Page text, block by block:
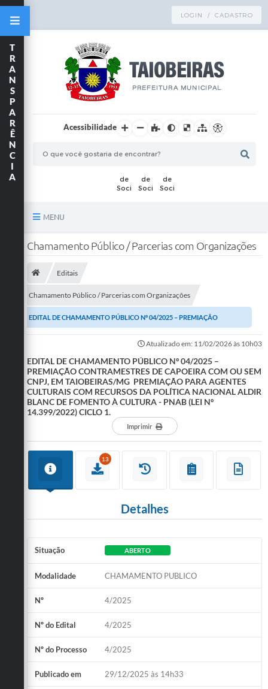
LOGIN / CADASTRO
Acessibilidade
MENU
Principal
A Prefeitura
Mapa do Site
Ouvidoria
SIC
Obras
Emprega
Agenda
T
R
A
N
S
P
A
R
Ê
N
C
I
A
Chamamento Público / Parcerias com Organizações
Editais
Chamamento Público / Parcerias com Organizações
EDITAL DE CHAMAMENTO PÚBLICO Nº 04/2025 – PREMIAÇÃO
CONTRAMESTRES DE CAPOEIRA COM OU SEM CNPJ, EM...
Atualizado em: 11/02/2026 às 10h03
EDITAL DE CHAMAMENTO PÚBLICO Nº 04/2025 –
PREMIAÇÃO CONTRAMESTRES DE CAPOEIRA COM OU SEM
CNPJ, EM TAIOBEIRAS/MG PREMIAÇÃO PARA AGENTES
CULTURAIS COM RECURSOS DA POLÍTICA NACIONAL ALDIR
BLANC DE FOMENTO À CULTURA - PNAB (LEI Nº
14.399/2022) CICLO 1.
Imprimir
13
Detalhes
Situação ABERTO
Modalidade CHAMAMENTO PUBLICO
Nº 4/2025
Nº do Edital 4/2025
Nº do Processo 4/2025
Publicado em 29/12/2025 às 14h33